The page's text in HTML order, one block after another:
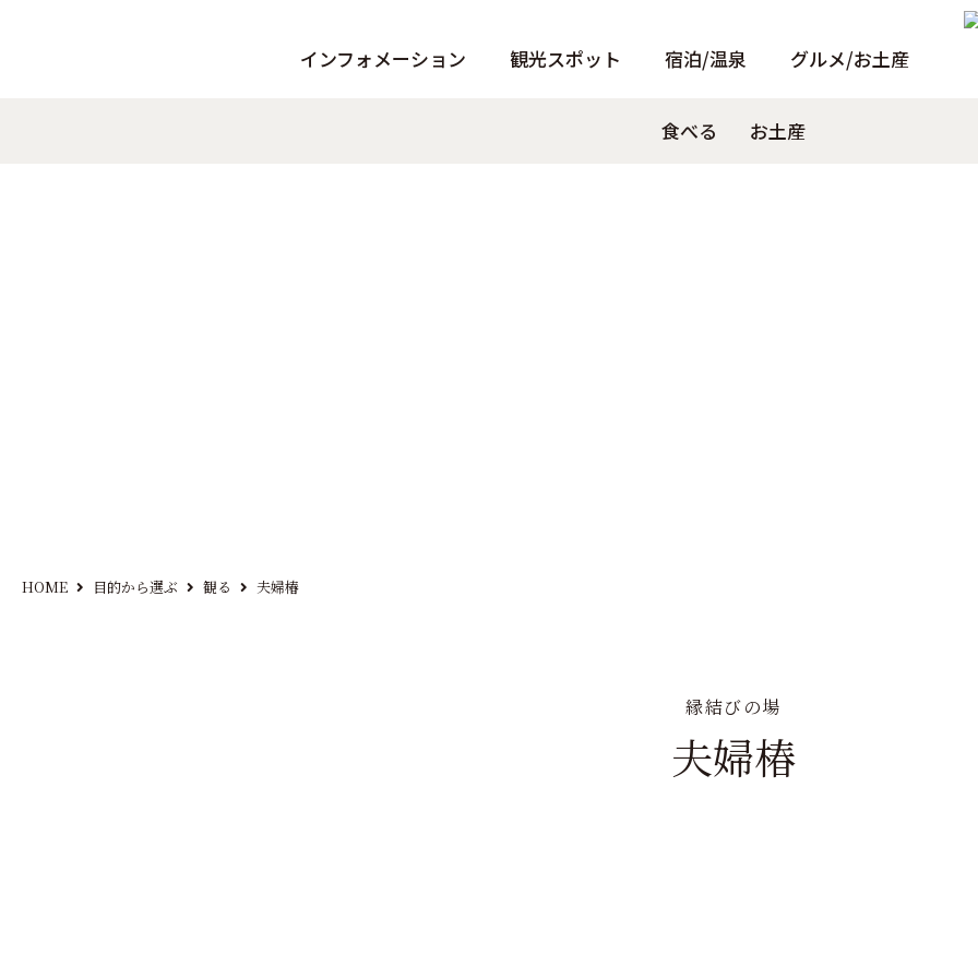
インフォメーション
Pamphlet 小冊子
観光スポット
天窓洞 観る あそぶ
宿泊/温泉
泊まる 温泉
グルメ/お土産
食べる お土産
HOME 目的から選ぶ 観る 夫婦椿
縁結びの場
夫婦椿